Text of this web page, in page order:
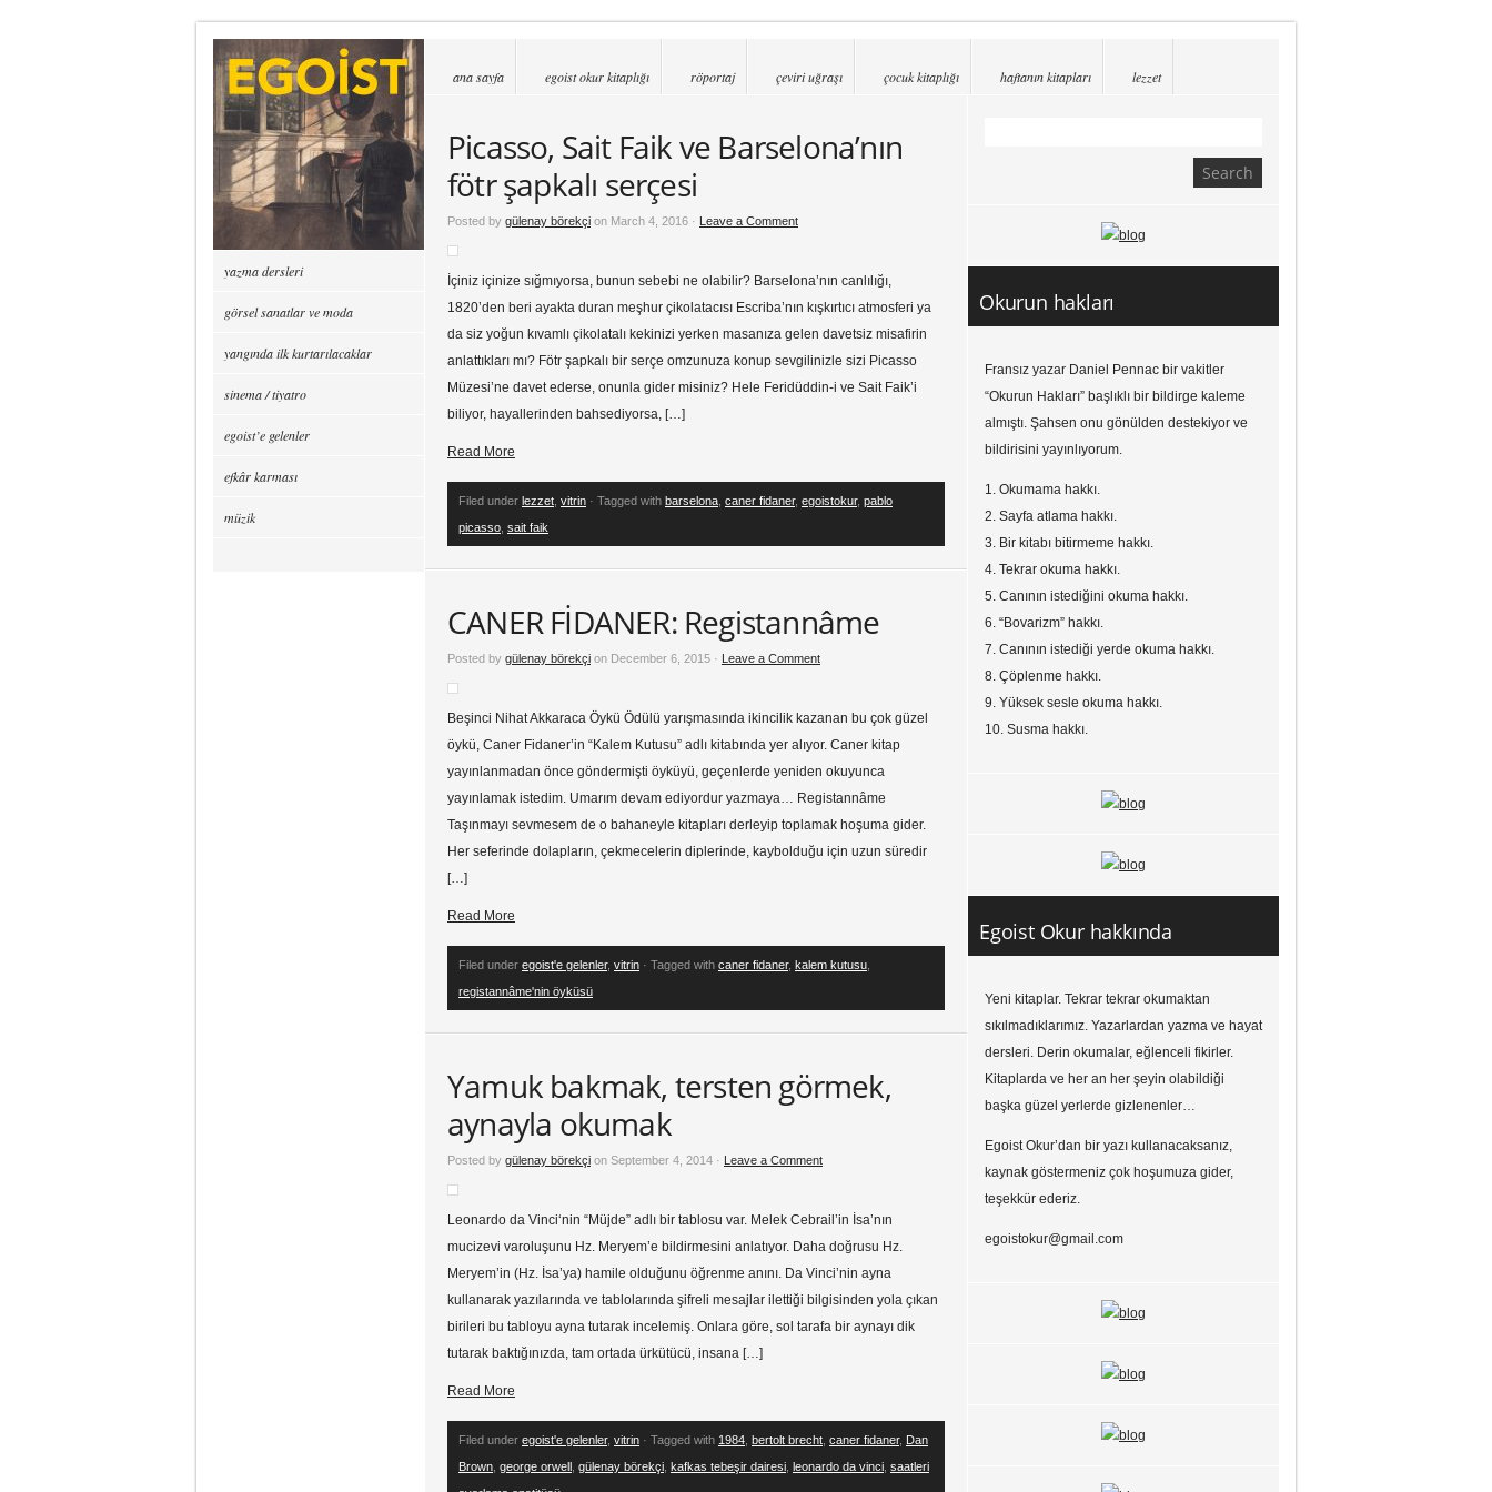
ana sayfa egoist okur kitaplığı röportaj çeviri uğraşı çocuk kitaplığı haftanın kitapları lezzet
Picasso, Sait Faik ve Barselona’nın
fötr şapkalı serçesi
Posted by gülenay börekçi on March 4, 2016 · Leave a Comment
İçiniz içinize sığmıyorsa, bunun sebebi ne olabilir? Barselona’nın canlılığı,
1820’den beri ayakta duran meşhur çikolatacısı Escriba’nın kışkırtıcı atmosferi ya
da siz yoğun kıvamlı çikolatalı kekinizi yerken masanıza gelen davetsiz misafirin
anlattıkları mı? Fötr şapkalı bir serçe omzunuza konup sevgilinizle sizi Picasso
Müzesi’ne davet ederse, onunla gider misiniz? Hele Feridüddin-i ve Sait Faik’i
biliyor, hayallerinden bahsediyorsa, […]
Read More
Filed under lezzet vitrin · Tagged with barselona caner fidaner, egoistokur, pablo
picasso sait faik
CANER FİDANER: Registannâme
Posted by gülenay börekçi on December 6, 2015 · Leave a Comment
Beşinci Nihat Akkaraca Öykü Ödülü yarışmasında ikincilik kazanan bu çok güzel
öykü, Caner Fidaner’in “Kalem Kutusu” adlı kitabında yer alıyor. Caner kitap
yayınlanmadan önce göndermişti öyküyü, geçenlerde yeniden okuyunca
yayınlamak istedim. Umarım devam ediyordur yazmaya… Registannâme
Taşınmayı sevmesem de o bahaneyle kitapları derleyip toplamak hoşuma gider.
Her seferinde dolapların, çekmecelerin diplerinde, kaybolduğu için uzun süredir
[…]
Read More
Filed under egoist'e gelenler, vitrin · Tagged with caner fidaner, kalem kutusu
registannâme'nin öyküsü
Yamuk bakmak, tersten görmek,
aynayla okumak
Posted by gülenay börekçi on September 4, 2014 · Leave a Comment
Leonardo da Vinci‘nin “Müjde” adlı bir tablosu var. Melek Cebrail’in İsa’nın
mucizevi varoluşunu Hz. Meryem’e bildirmesini anlatıyor. Daha doğrusu Hz.
Meryem’in (Hz. İsa’ya) hamile olduğunu öğrenme anını. Da Vinci’nin ayna
kullanarak yazılarında ve tablolarında şifreli mesajlar ilettiği bilgisinden yola çıkan
birileri bu tabloyu ayna tutarak incelemiş. Onlara göre, sol tarafa bir aynayı dik
tutarak baktığınızda, tam ortada ürkütücü, insana […]
Read More
Filed under egoist'e gelenler, vitrin · Tagged with 1984 bertolt brecht caner fidaner, Dan
Brown george orwell gülenay börekçi kafkas tebeşir dairesi leonardo da vinci saatleri
Okurun hakları
Fransız yazar Daniel Pennac bir vakitler
“Okurun Hakları” başlıklı bir bildirge kaleme
almıştı. Şahsen onu gönülden destekiyor ve
bildirisini yayınlıyorum.
1. Okumama hakkı.
2. Sayfa atlama hakkı.
3. Bir kitabı bitirmeme hakkı.
4. Tekrar okuma hakkı.
5. Canının istediğini okuma hakkı.
6. “Bovarizm” hakkı.
7. Canının istediği yerde okuma hakkı.
8. Çöplenme hakkı.
9. Yüksek sesle okuma hakkı.
10. Susma hakkı.
Egoist Okur hakkında
Yeni kitaplar. Tekrar tekrar okumaktan
sıkılmadıklarımız. Yazarlardan yazma ve hayat
dersleri. Derin okumalar, eğlenceli fikirler.
Kitaplarda ve her an her şeyin olabildiği
başka güzel yerlerde gizlenenler…
Egoist Okur’dan bir yazı kullanacaksanız,
kaynak göstermeniz çok hoşumuza gider,
teşekkür ederiz.
egoistokur@gmail.com
yazma dersleri
görsel sanatlar ve moda
yangında ilk kurtarılacaklar
sinema / tiyatro
egoist’e gelenler
efkâr karması
müzik